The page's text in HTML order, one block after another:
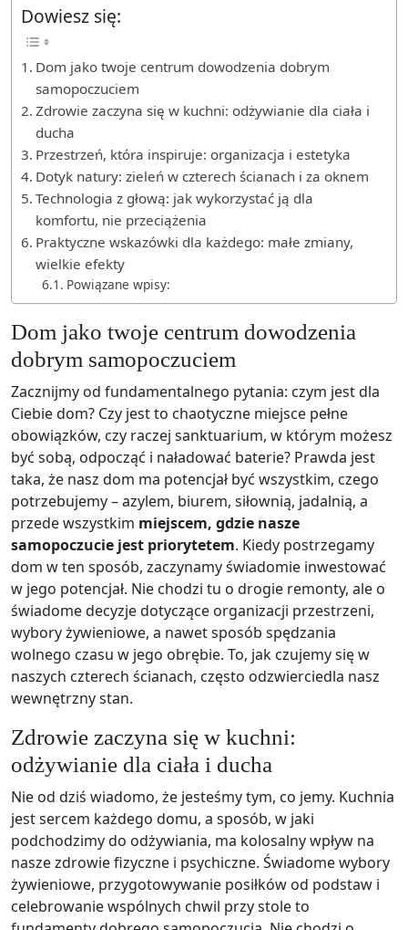
Dowiesz się:
Dom jako twoje centrum dowodzenia dobrym
samopoczuciem
Zdrowie zaczyna się w kuchni: odżywianie dla ciała i
ducha
Przestrzeń, która inspiruje: organizacja i estetyka
Dotyk natury: zieleń w czterech ścianach i za oknem
Technologia z głową: jak wykorzystać ją dla
komfortu, nie przeciążenia
Praktyczne wskazówki dla każdego: małe zmiany,
wielkie efekty
Powiązane wpisy:
Dom jako twoje centrum dowodzenia
dobrym samopoczuciem
Zacznijmy od fundamentalnego pytania: czym jest dla
Ciebie dom? Czy jest to chaotyczne miejsce pełne
obowiązków, czy raczej sanktuarium, w którym możesz
być sobą, odpocząć i naładować baterie? Prawda jest
taka, że nasz dom ma potencjał być wszystkim, czego
potrzebujemy – azylem, biurem, siłownią, jadalnią, a
przede wszystkim miejscem, gdzie nasze
samopoczucie jest priorytetem. Kiedy postrzegamy
dom w ten sposób, zaczynamy świadomie inwestować
w jego potencjał. Nie chodzi tu o drogie remonty, ale o
świadome decyzje dotyczące organizacji przestrzeni,
wybory żywieniowe, a nawet sposób spędzania
wolnego czasu w jego obrębie. To, jak czujemy się w
naszych czterech ścianach, często odzwierciedla nasz
wewnętrzny stan.
Zdrowie zaczyna się w kuchni:
odżywianie dla ciała i ducha
Nie od dziś wiadomo, że jesteśmy tym, co jemy. Kuchnia
jest sercem każdego domu, a sposób, w jaki
podchodzimy do odżywiania, ma kolosalny wpływ na
nasze zdrowie fizyczne i psychiczne. Świadome wybory
żywieniowe, przygotowywanie posiłków od podstaw i
celebrowanie wspólnych chwil przy stole to